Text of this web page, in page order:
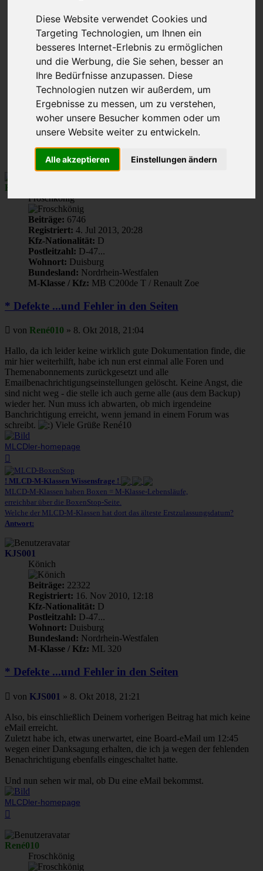
Diese Website verwendet Cookies und
Targeting Technologien, um Ihnen ein
besseres Internet-Erlebnis zu ermöglichen
und die Werbung, die Sie sehen, besser an
Ihre Bedürfnisse anzupassen. Diese
Technologien nutzen wir außerdem, um
Ergebnisse zu messen, um zu verstehen,
woher unsere Besucher kommen oder um
unsere Website weiter zu entwickeln.
Alle akzeptieren Einstellungen ändern
27
von
45
Gehe zu Seite:
Vorherige
…
25
27
29
…
Nächste
René010
Froschkönig
Beiträge: 6746
Registriert: 4. Jul 2013, 20:28
Kfz-Nationalität: D
Postleitzahl: D-47...
Wohnort: Duisburg
Bundesland: Nordrhein-Westfalen
M-Klasse / Kfz: MB C200de T / Renault Zoe
* Defekte ...und Fehler in den Seiten
Beitrag
von René010 » 8. Okt 2018, 21:04
Hallo, da ich leider keine wirklich gute Dokumentation finde, die
mir hier weiterhilft, habe ich nun erst einmal alle Foren und
Themenabonnements zurückgesetzt und alle
Emailbenachrichtigungseinstellungen gelöscht. Keine Angst, die
sind nicht weg - die stelle ich auch gerne alle (aus dem Backup)
wieder her. Nun muss ich abwarten, ob mich irgendeine
Banchrichtigung erreicht, wenn jemand in einem Forum was
schreibt.
Viele Grüße René10
MLCDler-homepage
oben
! MLCD-M-Klassen Wissensfrage !
MLCD-M-Klassen haben Boxen = M-Klasse-Lebensläufe,
erreichbar über die BoxenStop-Seite.
Welche der MLCD-M-Klassen hat dort das älteste Erstzulassungsdatum?
Antwort:
KJS001
Könich
Beiträge: 22322
Registriert: 16. Nov 2010, 12:18
Kfz-Nationalität: D
Postleitzahl: D-47...
Wohnort: Duisburg
Bundesland: Nordrhein-Westfalen
M-Klasse / Kfz: ML 320
* Defekte ...und Fehler in den Seiten
Beitrag
von KJS001 » 8. Okt 2018, 21:21
Also, bis einschließlich Deinem vorherigen Beitrag hat mich keine
eMail erreicht.
Zuletzt habe ich, etwas unerwartet, eine Board-eMail um 12:45
wegen einer Danksagung erhalten, die ich ja wegen der fehlenden
Benachrichtigung ebenfalls eingeschaltet hatte.
Und nun sehen wir mal, ob Du eine eMail bekommst.
MLCDler-homepage
René010
Froschkönig